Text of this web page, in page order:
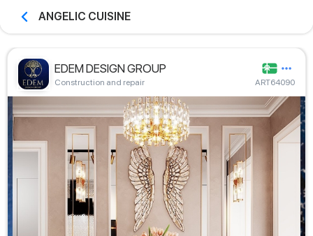
ANGELIC CUISINE
EDEM DESIGN GROUP
Construction and repair ART64090